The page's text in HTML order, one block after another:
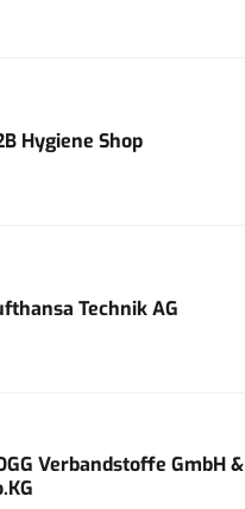
Hygiene Shop
Technik AG
Verbandstoffe GmbH &